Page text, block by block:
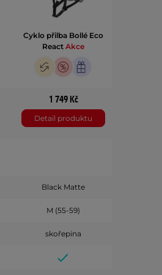
Cyklo přilba Bollé Eco
React Akce
1 749 Kč
Detail produktu
Black Matte
M (55-59)
skořepina